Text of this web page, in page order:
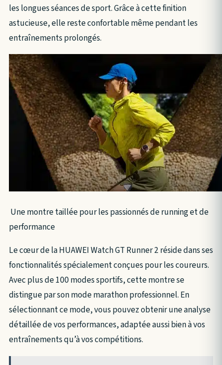
les longues séances de sport. Grâce à cette finition
astucieuse, elle reste confortable même pendant les
entraînements prolongés.
Une montre taillée pour les passionnés de running et de
performance
Le cœur de la HUAWEI Watch GT Runner 2 réside dans ses
fonctionnalités spécialement conçues pour les coureurs.
Avec plus de 100 modes sportifs, cette montre se
distingue par son mode marathon professionnel. En
sélectionnant ce mode, vous pouvez obtenir une analyse
détaillée de vos performances, adaptée aussi bien à vos
entraînements qu’à vos compétitions.